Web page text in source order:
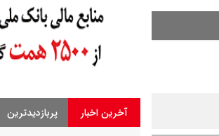
آخرین اخبار پربازدیدترین